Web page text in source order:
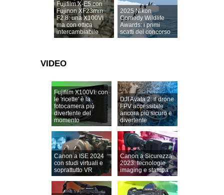
Fujifilm X-E5 con
Fujinon XF23mm
F2.8: una X100VI
ma con ottica
intercambiabile
2025 Nikon
Comedy Wildlife
Awards: i primi
scatti del concorso
VIDEO
Fujifilm X100VI: con
le 'ricette' è la
fotocamera più
divertente del
momento
DJI Avata 2: il drone
FPV accessibile
ancora più sicuro e
divertente
Canon a ISE 2024
con studi virtuali e
soprattutto VR
Canon a Sicurezza
2023: tecnologie
imaging e stampa